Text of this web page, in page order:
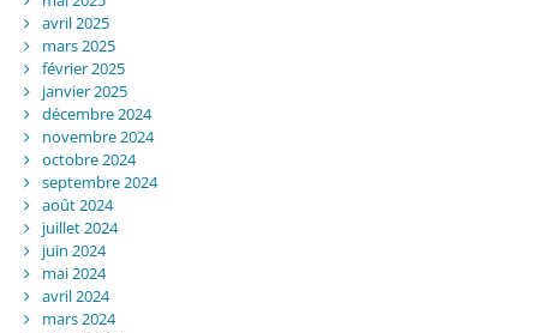
avril 2025
mars 2025
février 2025
janvier 2025
décembre 2024
novembre 2024
octobre 2024
septembre 2024
août 2024
juillet 2024
juin 2024
mai 2024
avril 2024
mars 2024